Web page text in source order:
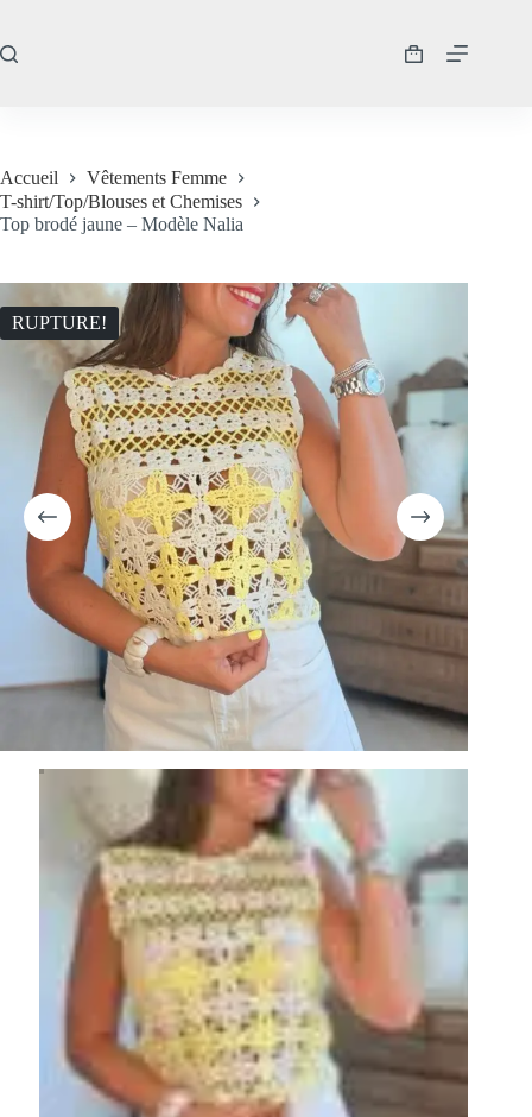
contenu
Panier
Accueil
Vêtements Femme
T-shirt/Top/Blouses et Chemises
Top brodé jaune – Modèle Nalia
RUPTURE!